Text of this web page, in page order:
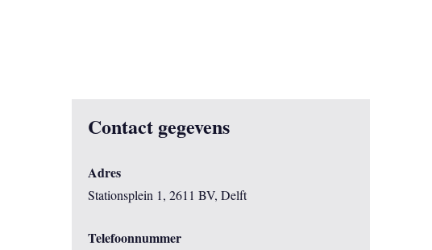
Contact gegevens
Adres
Stationsplein 1, 2611 BV, Delft
Telefoonnummer